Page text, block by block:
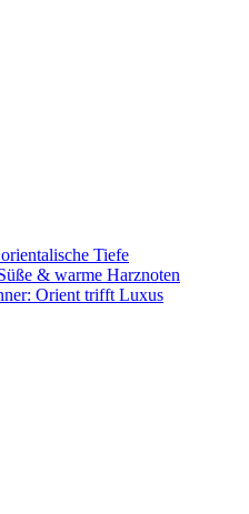
Tiefe
& warme Harznoten
Orient trifft Luxus